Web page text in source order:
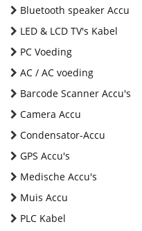
Bluetooth speaker Accu
LED & LCD TV's Kabel
PC Voeding
AC / AC voeding
Barcode Scanner Accu's
Camera Accu
Condensator-Accu
GPS Accu's
Medische Accu's
Muis Accu
PLC Kabel